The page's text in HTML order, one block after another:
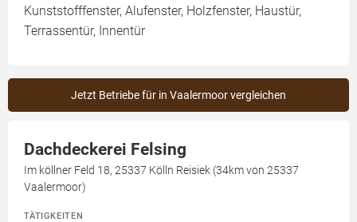
Kunststofffenster, Alufenster, Holzfenster, Haustür,
Terrassentür, Innentür
Jetzt Betriebe für in Vaalermoor vergleichen
Dachdeckerei Felsing
Im köllner Feld 18, 25337 Kölln Reisiek (34km von 25337
Vaalermoor)
TÄTIGKEITEN